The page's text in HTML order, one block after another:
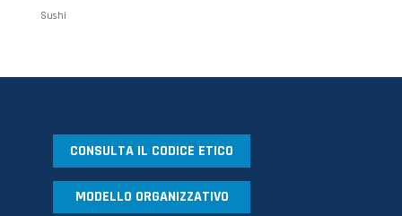
Sushi
CONSULTA IL CODICE ETICO
MODELLO ORGANIZZATIVO